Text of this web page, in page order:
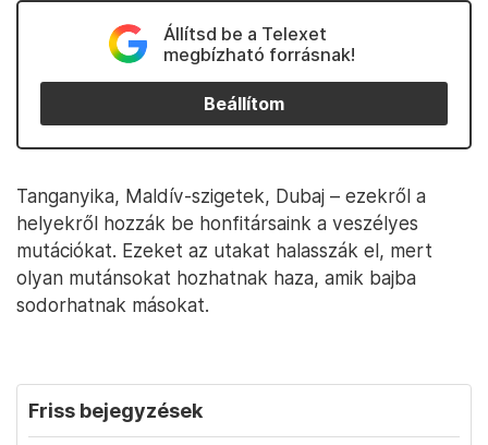
Állítsd be a Telexet
megbízható forrásnak!
Beállítom
Tanganyika, Maldív-szigetek, Dubaj – ezekről a
helyekről hozzák be honfitársaink a veszélyes
mutációkat. Ezeket az utakat halasszák el, mert
olyan mutánsokat hozhatnak haza, amik bajba
sodorhatnak másokat.
Friss bejegyzések